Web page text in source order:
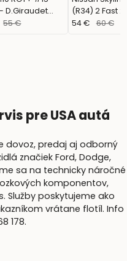
D.Giraudet
Mont Blanc
55 €
(R34) 2 Fast
Brian
54 € 60 €
pre USA autá
dovoz, predaj aj odborný
značiek Ford, Dodge,
sa na technicky náročné
komponentov,
Služby poskytujeme ako
vrátane flotíl. Info
178.